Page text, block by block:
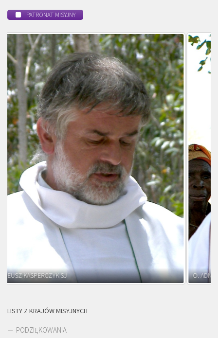
PATRONAT MISYJNY
O. ADNRZEJ LEŚNIARA SJ
LISTY Z KRAJÓW MISYJNYCH
PODZIĘKOWANIA